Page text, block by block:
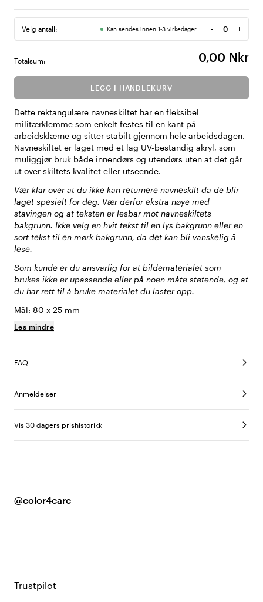
Velg antall: Kan sendes innen 1-3 virkedager - +
Totalsum: 0,00 Nkr
LEGG I HANDLEKURV
Dette rektangulære navneskiltet har en fleksibel
militærklemme som enkelt festes til en kant på
arbeidsklærne og sitter stabilt gjennom hele arbeidsdagen.
Navneskiltet er laget med et lag UV-bestandig akryl, som
muliggjør bruk både innendørs og utendørs uten at det går
ut over skiltets kvalitet eller utseende.
Vær klar over at du ikke kan returnere navneskilt da de blir
laget spesielt for deg. Vær derfor ekstra nøye med
stavingen og at teksten er lesbar mot navneskiltets
bakgrunn. Ikke velg en hvit tekst til en lys bakgrunn eller en
sort tekst til en mørk bakgrunn, da det kan bli vanskelig å
lese.
Som kunde er du ansvarlig for at bildematerialet som
brukes ikke er upassende eller på noen måte støtende, og at
du har rett til å bruke materialet du laster opp.
Mål: 80 x 25 mm
Les mindre
FAQ
Anmeldelser
Vis 30 dagers prishistorikk
@color4care
Trustpilot